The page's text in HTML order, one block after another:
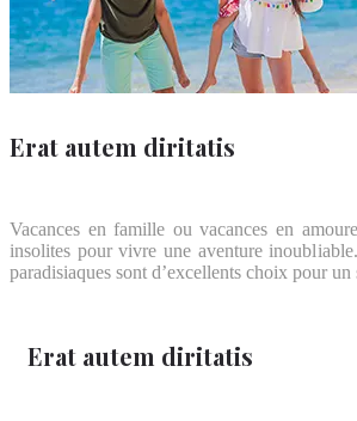
Erat autem diritatis
Vacances en famille ou vacances en
insolites pour vivre une aventure
paradisiaques sont d’excellents choix pour
Erat autem diritatis